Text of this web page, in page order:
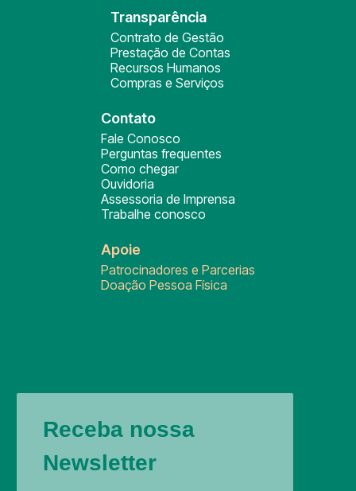
Transparência
Contrato de Gestão
Prestação de Contas
Recursos Humanos
Compras e Serviços
Contato
Fale Conosco
Perguntas frequentes
Como chegar
Ouvidoria
Assessoria de Imprensa
Trabalhe conosco
Apoie
Patrocinadores e Parcerias
Doação Pessoa Física